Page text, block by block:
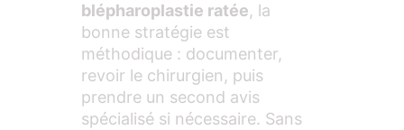
blépharoplastie ratée, la
bonne stratégie est
méthodique : documenter,
revoir le chirurgien, puis
prendre un second avis
spécialisé si nécessaire. Sans